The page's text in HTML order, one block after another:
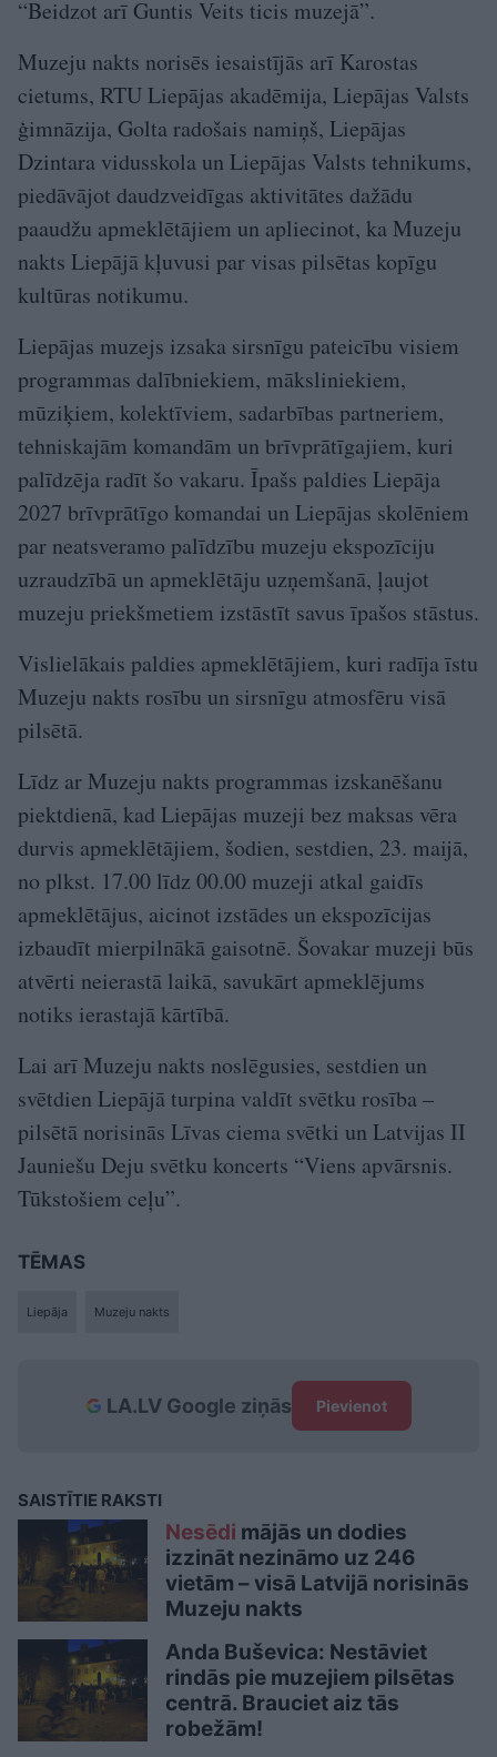
“Beidzot arī Guntis Veits ticis muzejā”.
Muzeju nakts norisēs iesaistījās arī Karostas
cietums, RTU Liepājas akadēmija, Liepājas Valsts
ģimnāzija, Golta radošais namiņš, Liepājas
Dzintara vidusskola un Liepājas Valsts tehnikums,
piedāvājot daudzveidīgas aktivitātes dažādu
paaudžu apmeklētājiem un apliecinot, ka Muzeju
nakts Liepājā kļuvusi par visas pilsētas kopīgu
kultūras notikumu.
Liepājas muzejs izsaka sirsnīgu pateicību visiem
programmas dalībniekiem, māksliniekiem,
mūziķiem, kolektīviem, sadarbības partneriem,
tehniskajām komandām un brīvprātīgajiem, kuri
palīdzēja radīt šo vakaru. Īpašs paldies Liepāja
2027 brīvprātīgo komandai un Liepājas skolēniem
par neatsveramo palīdzību muzeju ekspozīciju
uzraudzībā un apmeklētāju uzņemšanā, ļaujot
muzeju priekšmetiem izstāstīt savus īpašos stāstus.
Vislielākais paldies apmeklētājiem, kuri radīja īstu
Muzeju nakts rosību un sirsnīgu atmosfēru visā
pilsētā.
Līdz ar Muzeju nakts programmas izskanēšanu
piektdienā, kad Liepājas muzeji bez maksas vēra
durvis apmeklētājiem, šodien, sestdien, 23. maijā,
no plkst. 17.00 līdz 00.00 muzeji atkal gaidīs
apmeklētājus, aicinot izstādes un ekspozīcijas
izbaudīt mierpilnākā gaisotnē. Šovakar muzeji būs
atvērti neierastā laikā, savukārt apmeklējums
notiks ierastajā kārtībā.
Lai arī Muzeju nakts noslēgusies, sestdien un
svētdien Liepājā turpina valdīt svētku rosība –
pilsētā norisinās Līvas ciema svētki un Latvijas II
Jauniešu Deju svētku koncerts “Viens apvārsnis.
Tūkstošiem ceļu”.
TĒMAS
Liepāja Muzeju nakts
LA.LV Google ziņās Pievienot
SAISTĪTIE RAKSTI
Nesēdi mājās un dodies
izzināt nezināmo uz 246
vietām – visā Latvijā norisinās
Muzeju nakts
Anda Buševica: Nestāviet
rindās pie muzejiem pilsētas
centrā. Brauciet aiz tās
robežām!